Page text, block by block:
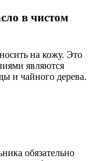
в чистом
на кожу. Это
являются
и чайного дерева.
обязательно